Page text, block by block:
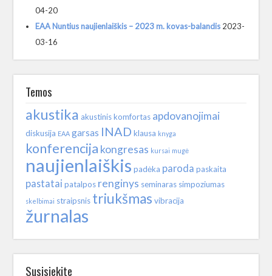
04-20
EAA Nuntius naujienlaiškis – 2023 m. kovas-balandis 2023-
03-16
Temos
akustika akustinis komfortas apdovanojimai
diskusija EAA garsas INAD klausa knyga
konferencija kongresas kursai mugė
naujienlaiškis padėka paroda paskaita
pastatai patalpos renginys seminaras simpoziumas
skelbimai straipsnis triukšmas vibracija
žurnalas
Susisiekite